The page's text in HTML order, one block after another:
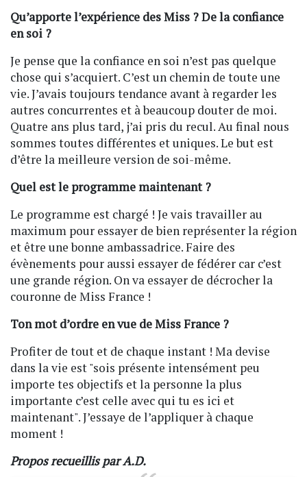
Qu’apporte l’expérience des Miss ? De la confiance
en soi ?
Je pense que la confiance en soi n’est pas quelque
chose qui s’acquiert. C’est un chemin de toute une
vie. J’avais toujours tendance avant à regarder les
autres concurrentes et à beaucoup douter de moi.
Quatre ans plus tard, j’ai pris du recul. Au final nous
sommes toutes différentes et uniques. Le but est
d’être la meilleure version de soi-même.
Quel est le programme maintenant ?
Le programme est chargé ! Je vais travailler au
maximum pour essayer de bien représenter la région
et être une bonne ambassadrice. Faire des
évènements pour aussi essayer de fédérer car c’est
une grande région. On va essayer de décrocher la
couronne de Miss France !
Ton mot d’ordre en vue de Miss France ?
Profiter de tout et de chaque instant ! Ma devise
dans la vie est "sois présente intensément peu
importe tes objectifs et la personne la plus
importante c’est celle avec qui tu es ici et
maintenant". J’essaye de l’appliquer à chaque
moment !
Propos recueillis par A.D.